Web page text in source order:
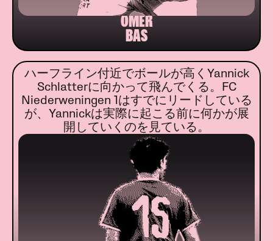
ÖMER
BAS
ハーフライン付近でボールが高くYannick
Schlatterに向かって飛んでくる。FC
Niederweningen 1はすでにリードしている
が、Yannickは実際に起こる前に何かが展
開していくのを見ている。